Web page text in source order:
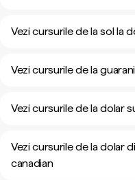
Vezi cursurile de la sol la
Vezi cursurile de la
Vezi cursurile de la dolar
Vezi cursurile de la dolar
canadian